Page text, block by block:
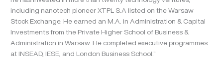
including nanotech pioneer XTPL S.A listed on the Warsaw
Stock Exchange. He earned an M.A. in Administration & Capital
Investments from the Private Higher School of Business &
Administration in Warsaw. He completed executive programmes
at INSEAD, IESE, and London Business School.”